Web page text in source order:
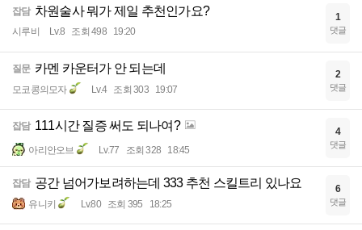
잡담 차원술사 뭐가 제일 추천인가요?
시루비 Lv.8 조회 498 19:20
1
댓글
질문 카멘 카운터가 안 되는데
모코콩의모자 Lv.4 조회 303 19:07
2
댓글
잡담 111시간 질증 써도 되나여?
아리안오브 Lv.77 조회 328 18:45
4
댓글
잡담 공간 넘어가보려하는데 333 추천 스킬트리 있나요
유니키 Lv.80 조회 395 18:25
6
댓글